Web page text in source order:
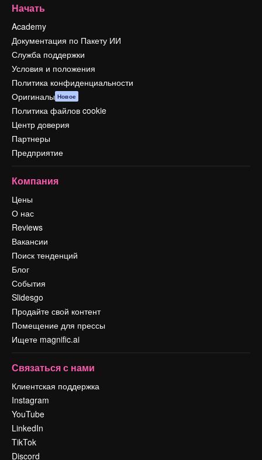
Начать
Academy
Документация по Пакету ИИ
Служба поддержки
Условия и положения
Политика конфиденциальности
Оригиналы Новое
Политика файлов cookie
Центр доверия
Партнеры
Предприятие
Компания
Цены
О нас
Reviews
Вакансии
Поиск тенденций
Блог
События
Slidesgo
Продайте свой контент
Помещение для прессы
Ищете magnific.ai
Связаться с нами
Клиентская поддержка
Instagram
YouTube
LinkedIn
TikTok
Discord